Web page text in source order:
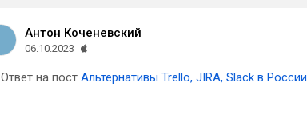
Антон Коченевский
06.10.2023
Ответ на пост Альтернативы Trello, JIRA, Slack в России